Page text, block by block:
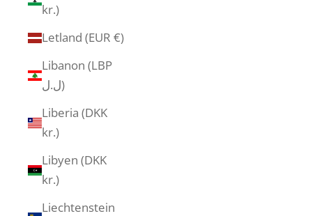
kr.)
Letland (EUR €)
Libanon (LBP
ل.ل)
Liberia (DKK
kr.)
Libyen (DKK
kr.)
Liechtenstein